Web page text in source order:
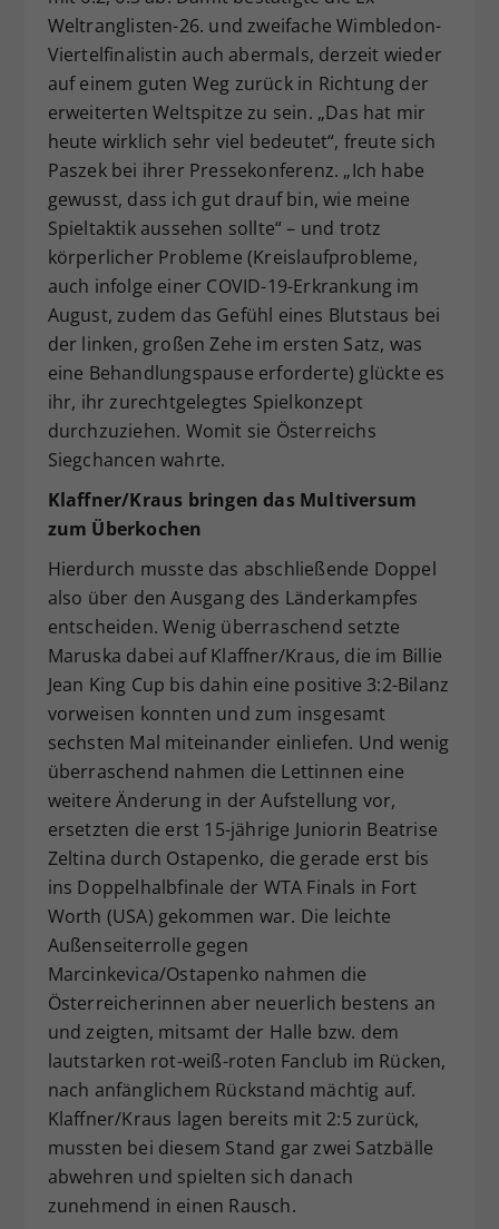
Weltranglisten-26. und zweifache Wimbledon-
Viertelfinalistin auch abermals, derzeit wieder
auf einem guten Weg zurück in Richtung der
erweiterten Weltspitze zu sein. „Das hat mir
heute wirklich sehr viel bedeutet“, freute sich
Paszek bei ihrer Pressekonferenz. „Ich habe
gewusst, dass ich gut drauf bin, wie meine
Spieltaktik aussehen sollte“ – und trotz
körperlicher Probleme (Kreislaufprobleme,
auch infolge einer COVID-19-Erkrankung im
August, zudem das Gefühl eines Blutstaus bei
der linken, großen Zehe im ersten Satz, was
eine Behandlungspause erforderte) glückte es
ihr, ihr zurechtgelegtes Spielkonzept
durchzuziehen. Womit sie Österreichs
Siegchancen wahrte.
Klaffner/Kraus bringen das Multiversum
zum Überkochen
Hierdurch musste das abschließende Doppel
also über den Ausgang des Länderkampfes
entscheiden. Wenig überraschend setzte
Maruska dabei auf Klaffner/Kraus, die im Billie
Jean King Cup bis dahin eine positive 3:2-Bilanz
vorweisen konnten und zum insgesamt
sechsten Mal miteinander einliefen. Und wenig
überraschend nahmen die Lettinnen eine
weitere Änderung in der Aufstellung vor,
ersetzten die erst 15-jährige Juniorin Beatrise
Zeltina durch Ostapenko, die gerade erst bis
ins Doppelhalbfinale der WTA Finals in Fort
Worth (USA) gekommen war. Die leichte
Außenseiterrolle gegen
Marcinkevica/Ostapenko nahmen die
Österreicherinnen aber neuerlich bestens an
und zeigten, mitsamt der Halle bzw. dem
lautstarken rot-weiß-roten Fanclub im Rücken,
nach anfänglichem Rückstand mächtig auf.
Klaffner/Kraus lagen bereits mit 2:5 zurück,
mussten bei diesem Stand gar zwei Satzbälle
abwehren und spielten sich danach
zunehmend in einen Rausch.